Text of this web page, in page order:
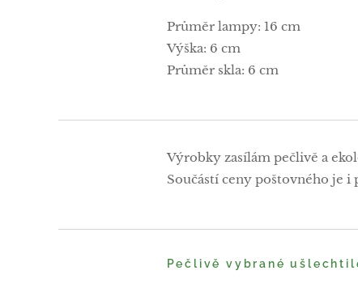
Průměr lampy: 16 cm
Výška: 6 cm
Průměr skla: 6 cm
Výrobky zasílám pečlivě a
Součástí ceny poštovného je i
Pečlivě vybrané